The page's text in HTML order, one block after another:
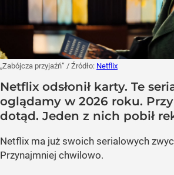
„Zabójcza przyjaźń” / Źródło: Netflix
Netflix odsłonił karty. Te
oglądamy w 2026 roku.
dotąd. Jeden z nich pobił
Netflix ma już swoich serialowych
Przynajmniej chwilowo.